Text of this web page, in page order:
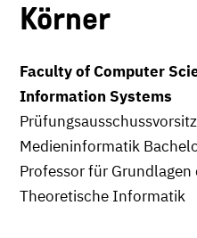
Körner
Faculty of Computer
Information Systems
Medieninformatik
Professor für
Theoretische Informatik